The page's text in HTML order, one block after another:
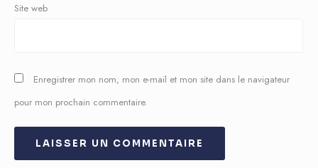
Site web
Enregistrer mon nom, mon e-mail et mon site dans le navigateur
pour mon prochain commentaire.